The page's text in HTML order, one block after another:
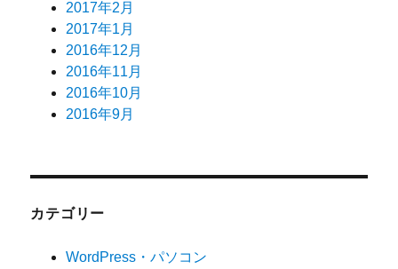
2017年2月
2017年1月
2016年12月
2016年11月
2016年10月
2016年9月
カテゴリー
WordPress・パソコン